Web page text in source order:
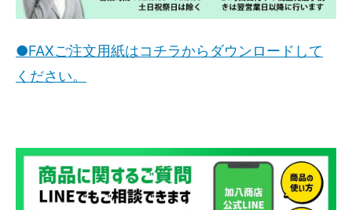
●FAXご注文用紙はコチラからダウンロードして
ください。